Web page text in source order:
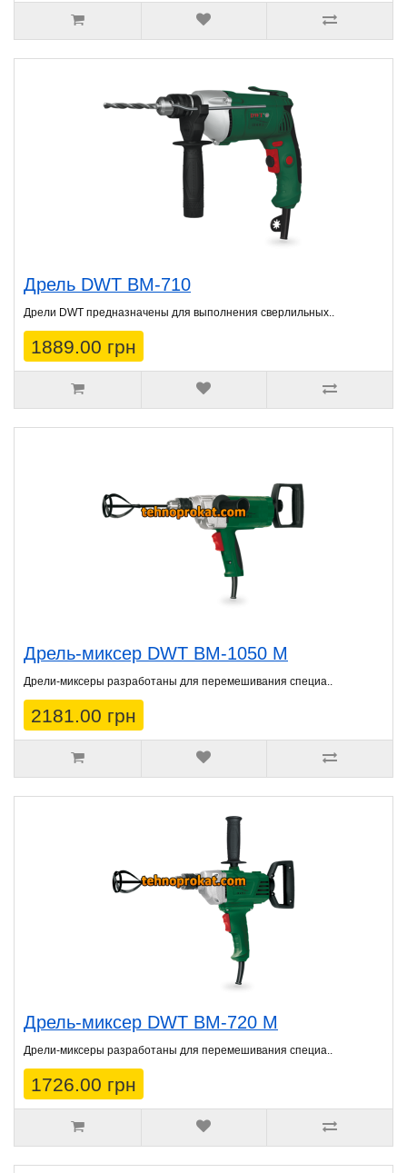
Дрель DWT BM-710
Дрели DWT предназначены для выполнения сверлильных..
1889.00 грн
Дрель-миксер DWT BM-1050 M
Дрели-миксеры разработаны для перемешивания специа..
2181.00 грн
Дрель-миксер DWT BM-720 M
Дрели-миксеры разработаны для перемешивания специа..
1726.00 грн